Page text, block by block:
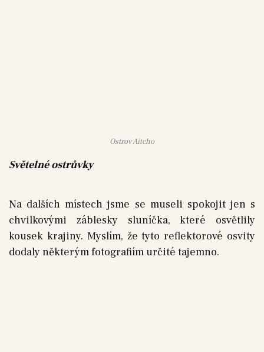
Ostrov Aitcho
Světelné ostrůvky
Na dalších místech jsme se museli spokojit jen s
chvilkovými záblesky sluníčka, které osvětlily
kousek krajiny. Myslím, že tyto reflektorové osvity
dodaly některým fotografiím určité tajemno.